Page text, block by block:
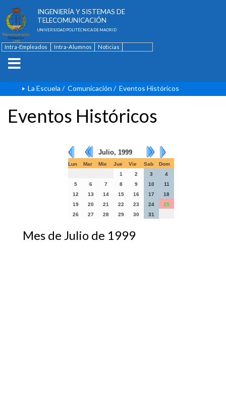
INGENIERÍA Y SISTEMAS DE
TELECOMUNICACIÓN
UNIVERSIDAD POLITÉCNICA DE MADRID
Intra-Empleados Intra-Alumnos
Noticias
La Escuela / Comunicación / Eventos Históricos
Eventos Históricos
Julio, 1999
Lun Mar Mie Jue Vie Sab
Dom
1
2 3
4
5
6 7 8 9 10
11
12
13 14 15 16 17
18
19
20 21 22 23 24
25
26
27 28 29 30 31
Mes de Julio de 1999